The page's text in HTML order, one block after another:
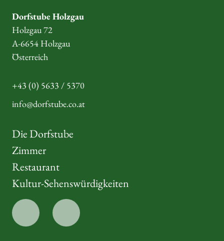
Dorfstube Holzgau
Holzgau 72
A-6654 Holzgau
Österreich
+43 (0) 5633 / 5370
info@dorfstube.co.at
Die Dorfstube
Zimmer
Restaurant
Kultur-Sehenswürdigkeiten